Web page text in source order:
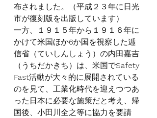
布されました。（平成２３年に日光
市が復刻版を出版しています）
一方、１９１５年から１９１６年に
かけて米国ほか6か国を視察した逓
信省（ていしんしょう）の内田嘉吉
（うちだかきち）は、米国でSafety
Fast活動が大々的に展開されている
のを見て、工業化時代を迎えつつあ
った日本に必要な施策だと考え、帰
国後、小田川全之等に協力を要請